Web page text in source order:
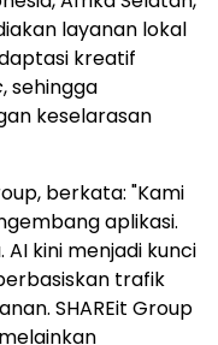
layanan lokal
kreatif
, sehingga
keselarasan
berkata: "Kami
aplikasi.
kini menjadi kunci
trafik
SHAREit Group